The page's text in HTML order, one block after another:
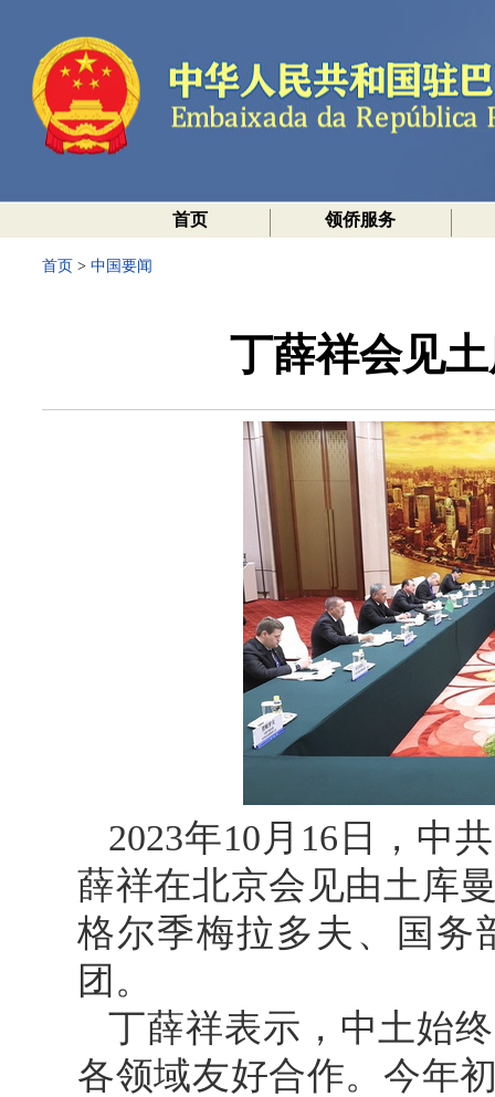
首页 领侨服务
首页 > 中国要闻
丁薛祥会见
2023年10月16日，中
薛祥在北京会见由土库
格尔季梅拉多夫、国务
团。
丁薛祥表示，中土始
各领域友好合作。今年